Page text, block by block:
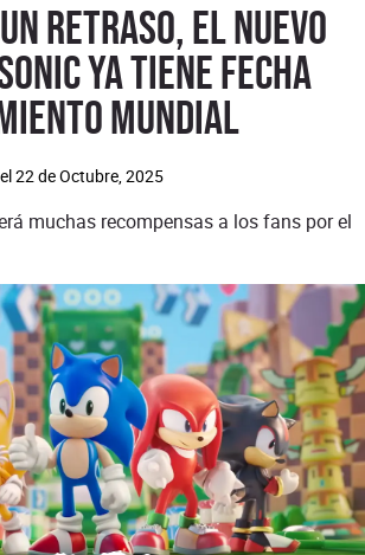
un retraso, el nuevo
ya tiene fecha
mundial
el22 de Octubre, 2025
muchas recompensas a los fans por el